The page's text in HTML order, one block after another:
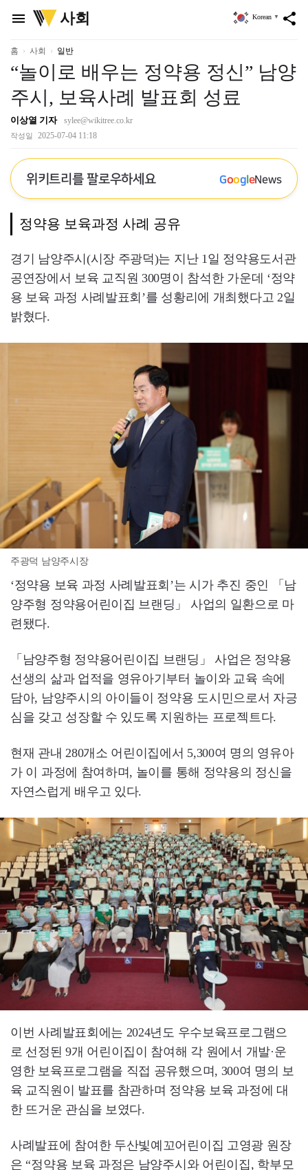
menu
위
키
리
사회 share
Korean ▼
홈 사회 일반
“놀이로 배우는 정약용 정신” 남양
주시, 보육사례 발표회 성료
이상열 기자 sylee@wikitree.co.kr
작성일 2025-07-04 11:18
위키트리를 팔로우하세요 GoogleNews
정약용 보육과정 사례 공유
경기 남양주시(시장 주광덕)는 지난 1일 정약용도서관
공연장에서 보육 교직원 300명이 참석한 가운데 ‘정약
용 보육 과정 사례발표회’를 성황리에 개최했다고 2일
밝혔다.
주광덕 남양주시장
‘정약용 보육 과정 사례발표회’는 시가 추진 중인 「남
양주형 정약용어린이집 브랜딩」 사업의 일환으로 마
련됐다.
「남양주형 정약용어린이집 브랜딩」 사업은 정약용
선생의 삶과 업적을 영유아기부터 놀이와 교육 속에
담아, 남양주시의 아이들이 정약용 도시민으로서 자긍
심을 갖고 성장할 수 있도록 지원하는 프로젝트다.
현재 관내 280개소 어린이집에서 5,300여 명의 영유아
가 이 과정에 참여하며, 놀이를 통해 정약용의 정신을
자연스럽게 배우고 있다.
이번 사례발표회에는 2024년도 우수보육프로그램으
로 선정된 9개 어린이집이 참여해 각 원에서 개발·운
영한 보육프로그램을 직접 공유했으며, 300여 명의 보
육 교직원이 발표를 참관하며 정약용 보육 과정에 대
한 뜨거운 관심을 보였다.
사례발표에 참여한 두산빛예꼬어린이집 고영광 원장
은 “정약용 보육 과정은 남양주시와 어린이집, 학부모